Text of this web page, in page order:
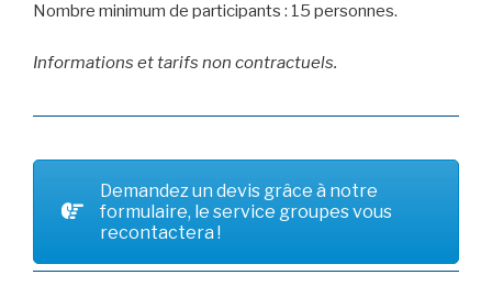
Nombre minimum de participants : 15 personnes.
Informations et tarifs non contractuels.
Demandez un devis grâce à notre
formulaire, le service groupes vous
recontactera !